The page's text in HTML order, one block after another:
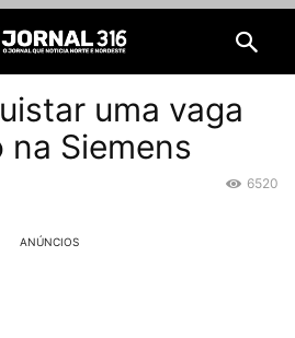
uma vaga
na Siemens
6520
ANÚNCIOS